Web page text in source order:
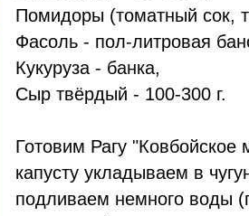
Помидоры (томатный сок,
Фасоль - пол-литровая
Кукуруза - банка,
Сыр твёрдый - 100-300 г.
Готовим Рагу
капусту укладываем в
подливаем немного воды